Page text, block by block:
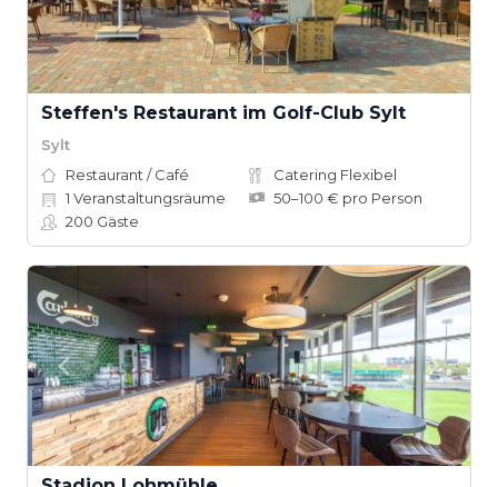
Steffen's Restaurant im Golf-Club Sylt
Sylt
Restaurant / Café
Catering Flexibel
1 Veranstaltungsräume
50–100 € pro Person
200 Gäste